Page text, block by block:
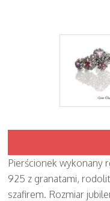
Pierścionek wykonany
925 z granatami,
szafirem. Rozmiar